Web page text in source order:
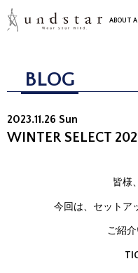
ABOUT
BLOG
2023.11.26 Sun
WINTER SELECT
皆様
今回は、セットア
ご紹